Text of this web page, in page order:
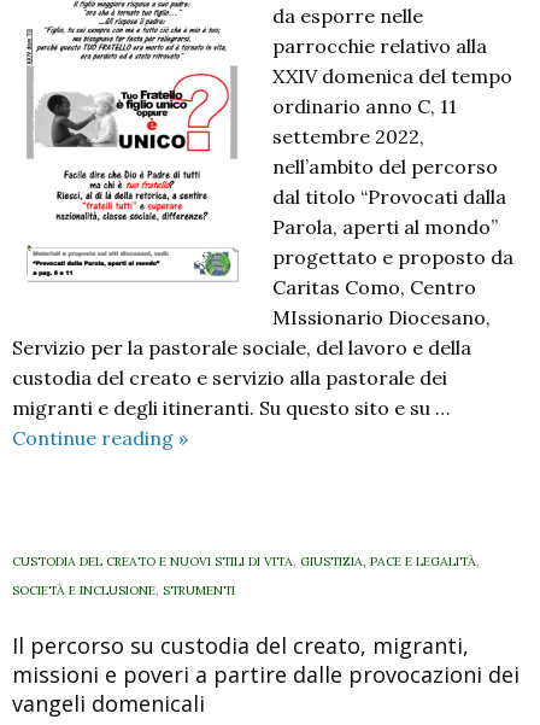
da esporre nelle
parrocchie relativo alla
XXIV domenica del tempo
ordinario anno C, 11
settembre 2022,
nell’ambito del percorso
dal titolo “Provocati dalla
Parola, aperti al mondo”
progettato e proposto da
Caritas Como, Centro
MIssionario Diocesano,
Servizio per la pastorale sociale, del lavoro e della
custodia del creato e servizio alla pastorale dei
migranti e degli itineranti. Su questo sito e su …
Continue reading Provocati
al
mondo.
manifesto
di
domenica
»
CUSTODIA DEL CREATO E NUOVI STILI DI VITA, GIUSTIZIA, PACE E LEGALITÀ,
SOCIETÀ E INCLUSIONE, STRUMENTI
Il percorso su custodia del creato, migranti,
missioni e poveri a partire dalle provocazioni dei
vangeli domenicali